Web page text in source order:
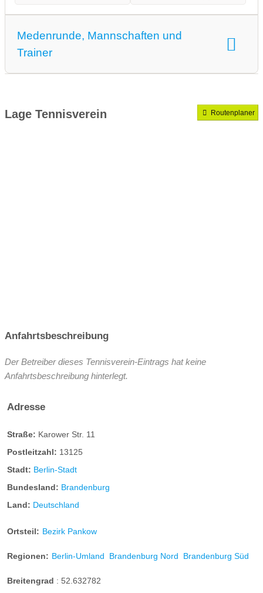
Medenrunde, Mannschaften und
Trainer
Lage Tennisverein Routenplaner
Anfahrtsbeschreibung
Der Betreiber dieses Tennisverein-Eintrags hat keine
Anfahrtsbeschreibung hinterlegt.
Adresse
Straße: Karower Str. 11
Postleitzahl: 13125
Stadt: Berlin-Stadt
Bundesland: Brandenburg
Land: Deutschland
Ortsteil: Bezirk Pankow
Regionen: Berlin-Umland Brandenburg Nord Brandenburg Süd
Breitengrad : 52.632782